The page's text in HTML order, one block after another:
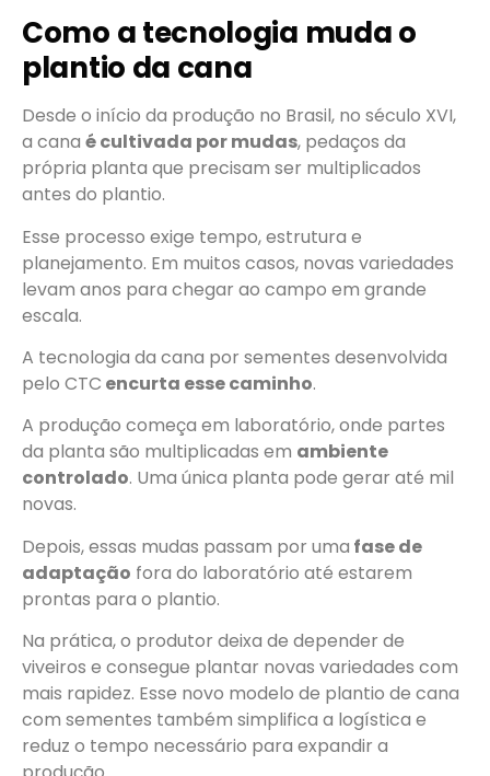
Como a tecnologia muda o
plantio da cana
Desde o início da produção no Brasil, no século XVI,
a cana é cultivada por mudas, pedaços da
própria planta que precisam ser multiplicados
antes do plantio.
Esse processo exige tempo, estrutura e
planejamento. Em muitos casos, novas variedades
levam anos para chegar ao campo em grande
escala.
A tecnologia da cana por sementes desenvolvida
pelo CTC encurta esse caminho.
A produção começa em laboratório, onde partes
da planta são multiplicadas em ambiente
controlado. Uma única planta pode gerar até mil
novas.
Depois, essas mudas passam por uma fase de
adaptação fora do laboratório até estarem
prontas para o plantio.
Na prática, o produtor deixa de depender de
viveiros e consegue plantar novas variedades com
mais rapidez. Esse novo modelo de plantio de cana
com sementes também simplifica a logística e
reduz o tempo necessário para expandir a